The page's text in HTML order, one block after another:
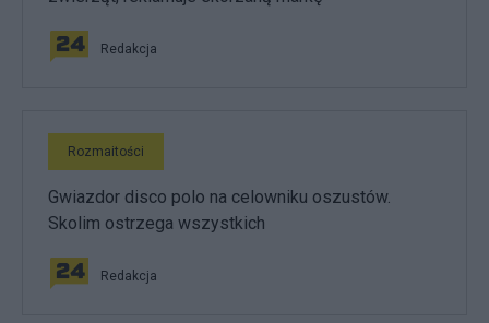
Redakcja
Rozmaitości
Gwiazdor disco polo na celowniku oszustów.
Skolim ostrzega wszystkich
Redakcja